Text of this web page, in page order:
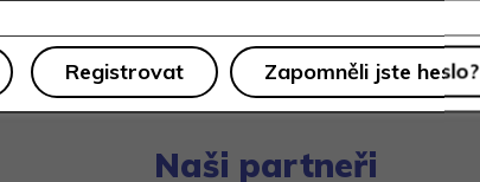
Naši partneři
Registrovat Zapomněli jste heslo?